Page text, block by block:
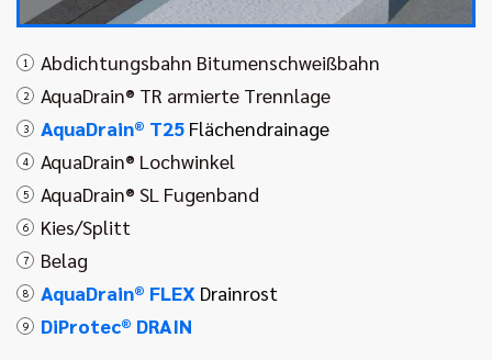
1 Abdichtungsbahn Bitumenschweißbahn
2 AquaDrain® TR armierte Trennlage
3 AquaDrain® T25 Flächendrainage
4 AquaDrain® Lochwinkel
5 AquaDrain® SL Fugenband
6 Kies/Splitt
7 Belag
8 AquaDrain® FLEX Drainrost
9 DiProtec® DRAIN